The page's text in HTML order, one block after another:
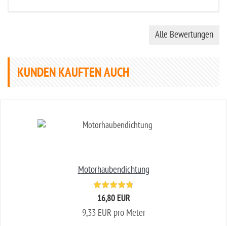
Alle Bewertungen
KUNDEN KAUFTEN AUCH
Motorhaubendichtung
16,80 EUR
9,33 EUR pro Meter